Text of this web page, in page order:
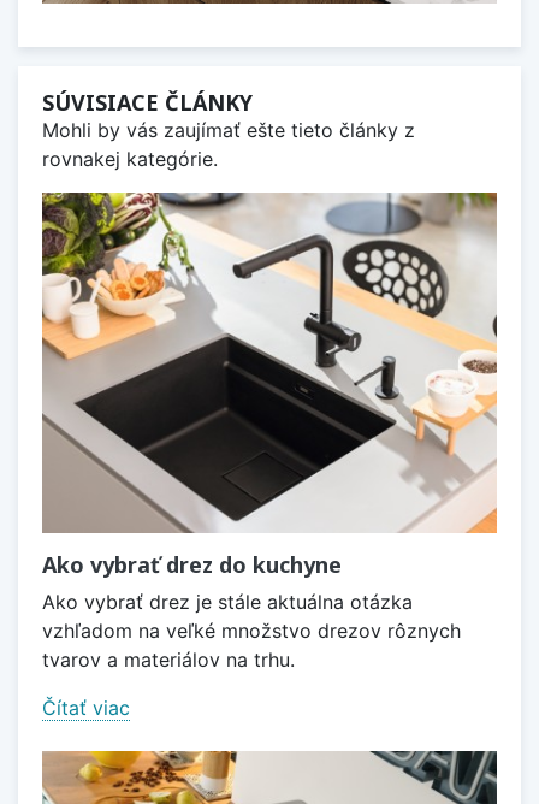
SÚVISIACE ČLÁNKY
Mohli by vás zaujímať ešte tieto články z
rovnakej kategórie.
Ako vybrať drez do kuchyne
Ako vybrať drez je stále aktuálna otázka
vzhľadom na veľké množstvo drezov rôznych
tvarov a materiálov na trhu.
Čítať viac